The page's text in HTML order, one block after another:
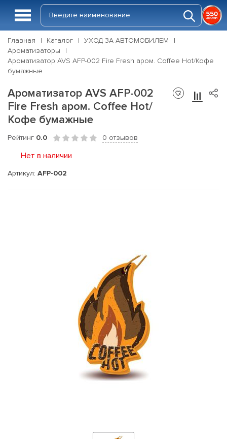
Главная Каталог
УХОД ЗА АВТОМОБИЛЕМ
Ароматизаторы
Ароматизатор AVS AFP-002 Fire Fresh аром. Coffee Hot/Кофе
бумажные
Ароматизатор AVS AFP-002
Fire Fresh аром. Coffee Hot/
Кофе бумажные
Рейтинг 0.0 0 отзывов
Нет в наличии
Артикул: AFP-002